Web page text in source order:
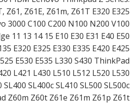
Z61, Z61E, Z61m, Z61T E320 E325
3000 C100 C200 N100 N200 V100
11 13 14 15 E10 E30 E31 E40 E50
E320 E325 E330 E335 E420 E425
E530 E535 L330 S430 ThinkPad
L421 L430 L510 L512 L520 L530
SL400c SL410 SL500 SL500c
Z60m Z60t Z61e Z61m Z61p Z61t